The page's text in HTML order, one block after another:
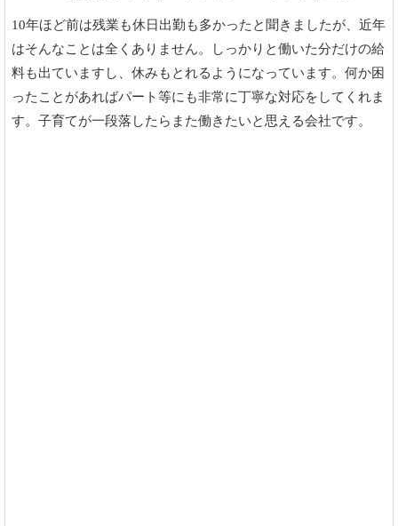
10年ほど前は残業も休日出勤も多かったと聞きましたが、近年
はそんなことは全くありません。しっかりと働いた分だけの給
料も出ていますし、休みもとれるようになっています。何か困
ったことがあればパート等にも非常に丁寧な対応をしてくれま
す。子育てが一段落したらまた働きたいと思える会社です。